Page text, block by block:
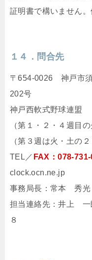
証明書で構いません。
１４．問合先
〒654-0026 神戸市
202号
神戸西軟式野球連盟
（第１・２・４週目
（第３週は火・土の
TEL／ FAX：078-
clock.ocn.ne.jp
事務局長：常本 秀光
担当連絡先：井上 一
８